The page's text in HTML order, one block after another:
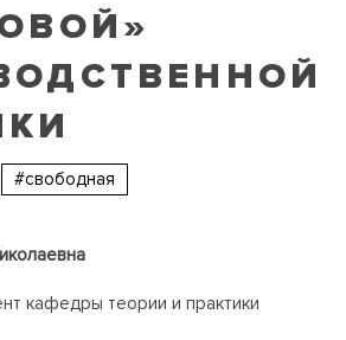
#свободная
кафедры теории и практики